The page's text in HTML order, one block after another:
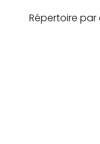
Répertoire